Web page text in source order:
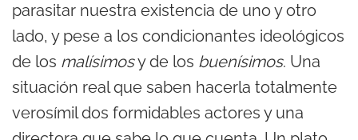
parasitar nuestra existencia de uno y otro
lado, y pese a los condicionantes ideológicos
de los malísimosy de los buenísimos. Una
situación real que saben hacerla totalmente
verosímil dos formidables actores y una